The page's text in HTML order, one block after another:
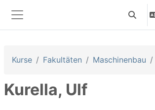
Website-Übersicht
Kurse Fakultäten Maschinenbau
Kurella, Ulf